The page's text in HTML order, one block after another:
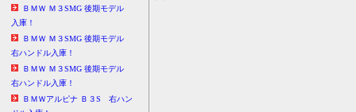
ＢＭＷ Ｍ３SMG 後期モデル
入庫！
ＢＭＷ Ｍ３SMG 後期モデル
右ハンドル入庫！
ＢＭＷ Ｍ３SMG 後期モデル
右ハンドル入庫！
ＢＭＷアルピナ Ｂ３S 右ハン